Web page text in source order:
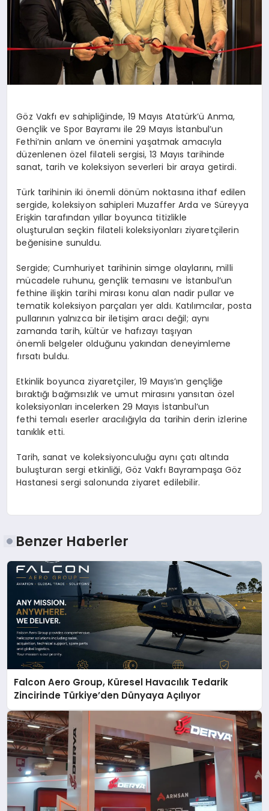
Göz Vakfı ev sahipliğinde, 19 Mayıs Atatürk’ü Anma,
Gençlik ve Spor Bayramı ile 29 Mayıs İstanbul’un
Fethi’nin anlam ve önemini yaşatmak amacıyla
düzenlenen özel filateli sergisi, 13 Mayıs tarihinde
sanat, tarih ve koleksiyon severleri bir araya getirdi.
Türk tarihinin iki önemli dönüm noktasına ithaf edilen
sergide, koleksiyon sahipleri Muzaffer Arda ve Süreyya
Erişkin tarafından yıllar boyunca titizlikle
oluşturulan seçkin filateli koleksiyonları ziyaretçilerin
beğenisine sunuldu.
Sergide; Cumhuriyet tarihinin simge olaylarını, milli
mücadele ruhunu, gençlik temasını ve İstanbul’un
fethine ilişkin tarihi mirası konu alan nadir pullar ve
tematik koleksiyon parçaları yer aldı. Katılımcılar, posta
pullarının yalnızca bir iletişim aracı değil; aynı
zamanda tarih, kültür ve hafızayı taşıyan
önemli belgeler olduğunu yakından deneyimleme
fırsatı buldu.
Etkinlik boyunca ziyaretçiler, 19 Mayıs’ın gençliğe
bıraktığı bağımsızlık ve umut mirasını yansıtan özel
koleksiyonları incelerken 29 Mayıs İstanbul’un
fethi temalı eserler aracılığıyla da tarihin derin izlerine
tanıklık etti.
Tarih, sanat ve koleksiyonculuğu aynı çatı altında
buluşturan sergi etkinliği, Göz Vakfı Bayrampaşa Göz
Hastanesi sergi salonunda ziyaret edilebilir.
Benzer Haberler
Falcon Aero Group, Küresel Havacılık Tedarik
Zincirinde Türkiye’den Dünyaya Açılıyor